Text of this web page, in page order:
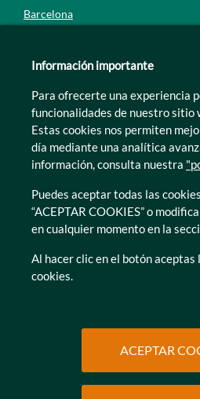
Barcelona
León
Murcia
Tarragona
Zamora
© Caser
Información importante
Para ofrecerte una experiencia
funcionalidades de nuestro sitio
Estas cookies nos permiten
día mediante una analítica
información, consulta nuestra
Puedes aceptar todas las
“ACEPTAR COOKIES” o
en cualquier momento en la
Al hacer clic en el botón
cookies.
ACEPTAR